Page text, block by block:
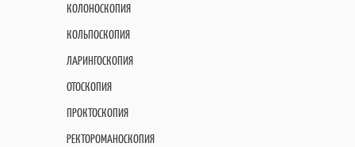
КОЛОНОСКОПИЯ
КОЛЬПОСКОПИЯ
ЛАРИНГОСКОПИЯ
ОТОСКОПИЯ
ПРОКТОСКОПИЯ
РЕКТОРОМАНОСКОПИЯ